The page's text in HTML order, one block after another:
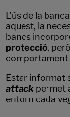
L’ús de la
aquest, la
bancs
protecció,
comportament
Estar informat
attack permet
entorn cada